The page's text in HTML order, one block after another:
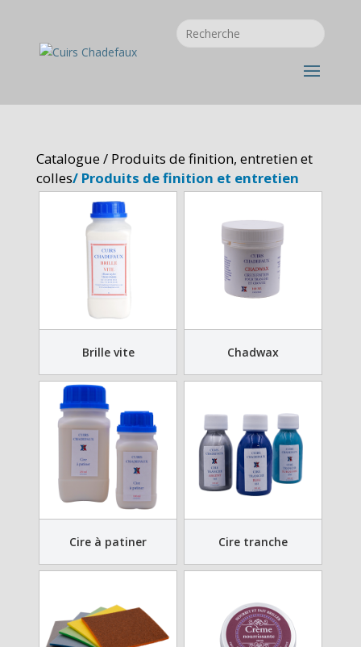
Catalogue/ Produits de finition, entretien et
colles/ Produits de finition et entretien
Brille vite Chadwax
Cire à patiner Cire tranche